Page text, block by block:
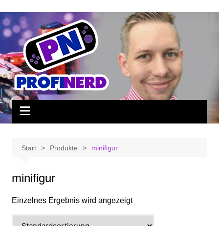
Inhalt
springen
Start Produkte minifigur
minifigur
Einzelnes Ergebnis wird angezeigt